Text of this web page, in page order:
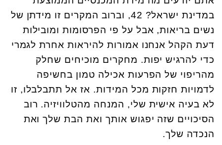
במדינת ישראל? 42, וברוב המקרים זו מידתן של
נשים בריאות, אבל על פי הפרסומות ומובילות
דעת הקהל אנחנו אמורות להיראות אחרת לגמרי
כדי להרגיש יפות. מחקרים מוכיחים שחלק
מהריפוי של הפרעות אכילה טמון בחשיפה
לדמויות חזקות מכל המידות. אז אל תתבלבלו, זו
לא בעיה אישית שלי, המנחה מהטלוויזיה. רוב
הסיכויים שזה יפגוש אותך ואת הבת שלך ואת
הנכדה שלך.